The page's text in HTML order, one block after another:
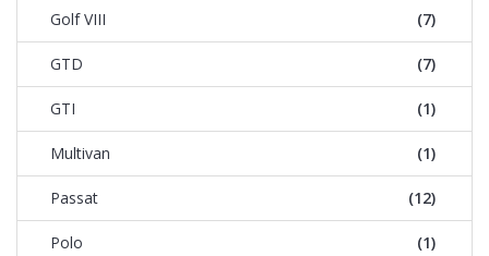
Golf VIII (7)
GTD (7)
GTI (1)
Multivan (1)
Passat (12)
Polo (1)